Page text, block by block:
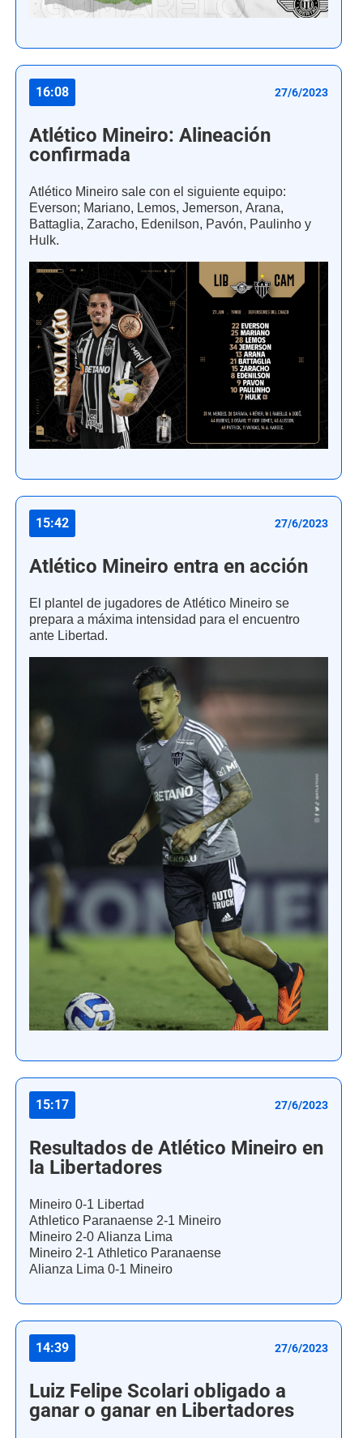
16:08 27/6/2023
Atlético Mineiro: Alineación
confirmada
Atlético Mineiro sale con el siguiente equipo:
Everson; Mariano, Lemos, Jemerson, Arana,
Battaglia, Zaracho, Edenilson, Pavón, Paulinho y
Hulk.
15:42 27/6/2023
Atlético Mineiro entra en acción
El plantel de jugadores de Atlético Mineiro se
prepara a máxima intensidad para el encuentro
ante Libertad.
15:17 27/6/2023
Resultados de Atlético Mineiro en
la Libertadores
Mineiro 0-1 Libertad
Athletico Paranaense 2-1 Mineiro
Mineiro 2-0 Alianza Lima
Mineiro 2-1 Athletico Paranaense
Alianza Lima 0-1 Mineiro
14:39 27/6/2023
Luiz Felipe Scolari obligado a
ganar o ganar en Libertadores